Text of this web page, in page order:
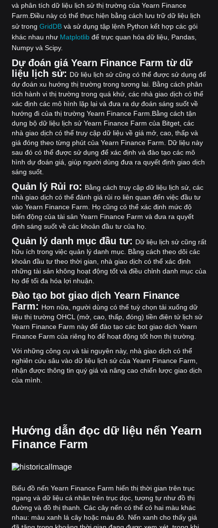
và phân tích dữ liệu lịch sử thị trường của Yearn Finance
Farm. Điều này có thể thực hiện bằng cách lưu trữ dữ liệu lịch
sử trong GridDB và sử dụng tập lệnh Python kết hợp các gói
khác nhau như Matplotlib để trực quan hóa dữ liệu, Pandas,
Numpy và Scipy.
Dự đoán giá Yearn Finance Farm từ dữ
liệu lịch sử: Dữ liệu lịch sử cũng có thể được sử dụng để
dự đoán xu hướng thị trường trong tương lai. Bằng cách phân
tích hành vi thị trường trong quá khứ, các nhà giao dịch có thể
xác định các mô hình lặp lại và đưa ra dự đoán sáng suốt về
hướng đi của thị trường Yearn Finance Farm. Bằng cách tận
dụng bộ dữ liệu lịch sử Yearn Finance Farm của Bitget, các
nhà giao dịch có thể truy cập dữ liệu về giá mở, cao, thấp và
giá đóng theo từng phút của Yearn Finance Farm. Dữ liệu này
sau đó có thể được sử dụng để xác định và đào tạo các mô
hình dự đoán giá, giúp người dùng đưa ra quyết định giao dịch
sáng suốt.
Quản lý Rủi ro: Bằng cách truy cập dữ liệu lịch sử, các
nhà giao dịch có thể đánh giá rủi ro liên quan đến việc đầu tư
vào Yearn Finance Farm. Họ cũng có thể xác định mức độ
biến động của tài sản Yearn Finance Farm và đưa ra quyết
định sáng suốt về các khoản đầu tư của họ.
Quản lý danh mục đầu tư: Dữ liệu lịch sử cũng rất
hữu ích trong việc quản lý danh mục. Bằng cách theo dõi các
khoản đầu tư theo thời gian, nhà giao dịch có thể xác định
những tài sản không hoạt động tốt và điều chỉnh danh mục của
họ để tối đa hóa lợi nhuận.
Đào tạo bot giao dịch Yearn Finance
Farm: Hơn nữa, người dùng có thể tuỳ chọn tải xuống dữ
liệu thị trường OHCL (mở, cao, thấp, đóng) tiền điện tử lịch sử
Yearn Finance Farm này để đào tạo các bot giao dịch Yearn
Finance Farm của riêng họ để hoạt động tốt hơn thị trường.
Với những công cụ và tài nguyên này, nhà giao dịch có thể
nghiên cứu sâu vào dữ liệu lịch sử của Yearn Finance Farm,
nhận được thông tin quý giá và nâng cao chiến lược giao dịch
của mình.
Hướng dẫn đọc dữ liệu nến Yearn
Finance Farm
Biểu đồ nến Yearn Finance Farm hiển thị thời gian trên trục
ngang và dữ liệu cá nhân trên trục dọc, tương tự như đồ thị
đường và đồ thị thanh. Các cây nến có thể có hai màu khác
nhau: màu xanh lá cây hoặc màu đỏ. Nến xanh cho thấy giá